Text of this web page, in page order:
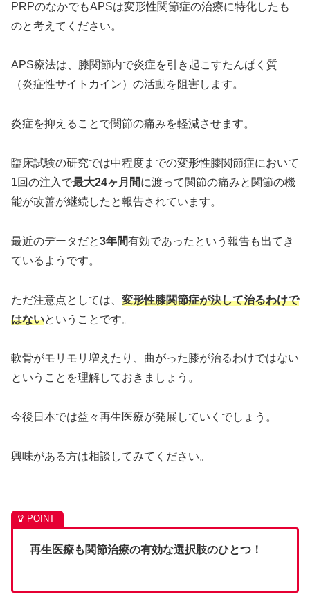
PRPのなかでもAPSは変形性関節症の治療に特化したも
のと考えてください。
APS療法は、膝関節内で炎症を引き起こすたんぱく質
（炎症性サイトカイン）の活動を阻害します。
炎症を抑えることで関節の痛みを軽減させます。
臨床試験の研究では中程度までの変形性膝関節症において
1回の注⼊で最大24ヶ月間に渡って関節の痛みと関節の機
能が改善が継続したと報告されています。
最近のデータだと3年間有効であったという報告も出てき
ているようです。
ただ注意点としては、 変形性膝関節症が決して治るわけで
はないということです。
軟骨がモリモリ増えたり、曲がった膝が治るわけではない
ということを理解しておきましょう。
今後日本では益々再生医療が発展していくでしょう。
興味がある方は相談してみてください。
再生医療も関節治療の有効な選択肢のひとつ！